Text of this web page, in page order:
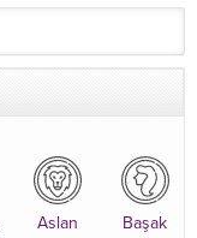
Aslan Başak